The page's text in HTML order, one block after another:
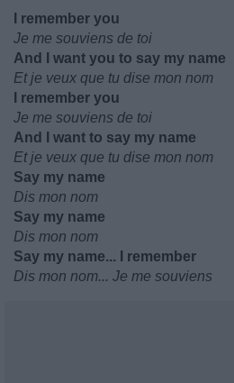
I remember you
Je me souviens de toi
And I want you to say my name
Et je veux que tu dise mon nom
I remember you
Je me souviens de toi
And I want to say my name
Et je veux que tu dise mon nom
Say my name
Dis mon nom
Say my name
Dis mon nom
Say my name... I remember
Dis mon nom... Je me souviens